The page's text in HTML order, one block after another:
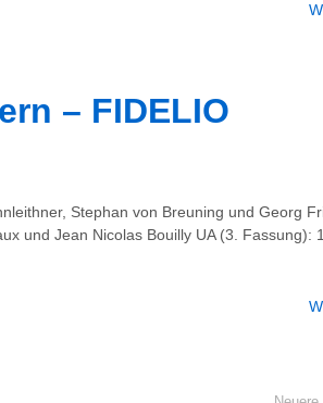
– FIDELIO
Stephan von Breuning und Georg
und Jean Nicolas Bouilly UA (3. Fassung):